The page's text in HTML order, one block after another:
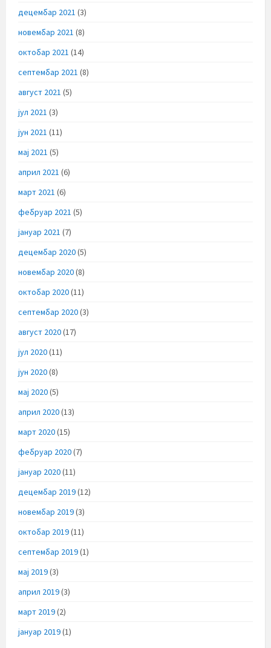
децембар 2021 (3)
новембар 2021 (8)
октобар 2021 (14)
септембар 2021 (8)
август 2021 (5)
јул 2021 (3)
јун 2021 (11)
мај 2021 (5)
април 2021 (6)
март 2021 (6)
фебруар 2021 (5)
јануар 2021 (7)
децембар 2020(5)
новембар 2020(8)
октобар 2020(11)
септембар 2020(3)
август 2020(17)
јул 2020(11)
јун 2020(8)
мај 2020(5)
април 2020(13)
март 2020(15)
фебруар 2020(7)
јануар 2020(11)
децембар 2019(12)
новембар 2019(3)
октобар 2019(11)
септембар 2019(1)
мај 2019(3)
април 2019(3)
март 2019(2)
јануар 2019(1)